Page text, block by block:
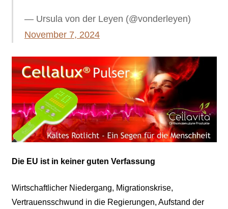
— Ursula von der Leyen (@vonderleyen)
November 7, 2024
Die EU ist in keiner guten Verfassung
Wirtschaftlicher Niedergang, Migrationskrise,
Vertrauensschwund in die Regierungen, Aufstand der